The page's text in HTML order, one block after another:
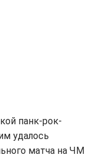
панк-рок-
удалось
матча на ЧМ